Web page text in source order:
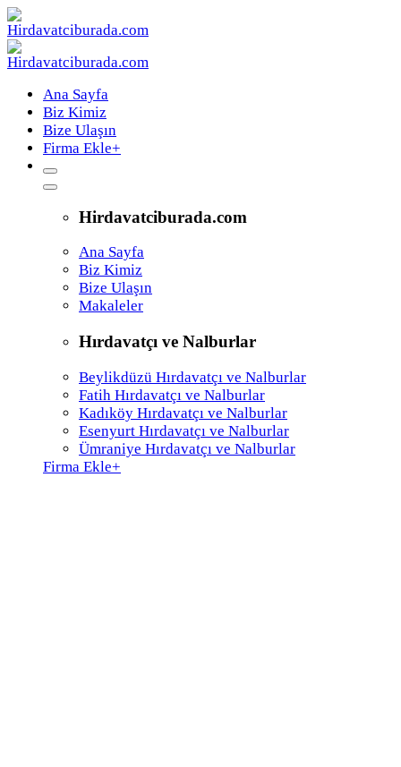
Ana Sayfa
Biz Kimiz
Bize Ulaşın
Firma Ekle+
Hirdavatciburada.com
Ana Sayfa
Biz Kimiz
Bize Ulaşın
Makaleler
Hırdavatçı ve Nalburlar
Beylikdüzü Hırdavatçı ve Nalburlar
Fatih Hırdavatçı ve Nalburlar
Kadıköy Hırdavatçı ve Nalburlar
Esenyurt Hırdavatçı ve Nalburlar
Ümraniye Hırdavatçı ve Nalburlar
Firma Ekle+